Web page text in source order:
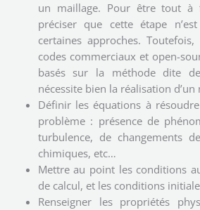
un maillage. Pour être tout
préciser que cette étape
certaines approches. Toutefois,
codes commerciaux et open-
basés sur la méthode dite
nécessite bien la réalisation d’un
Définir les équations à
problème : présence de
turbulence, de changements
chimiques, etc…
Mettre au point les conditions
de calcul, et les conditions
Renseigner les propriétés